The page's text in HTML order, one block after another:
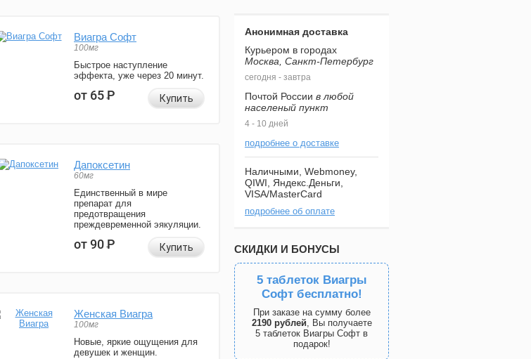
Виагра Софт
100мг
Быстрое наступление
эффекта, уже через 20 минут.
от 65Р Купить
Дапоксетин
60мг
Единственный в мире
препарат для
предотвращения
преждевременной эякуляции.
от 90Р Купить
Женская Виагра
100мг
Новые, яркие ощущения для
девушек и женщин.
Анонимная доставка
Курьером в городах
Москва, Санкт-Петербург
сегодня - завтра
Почтой России в любой
населеный пункт
4 - 10 дней
подробнее о доставке
Наличными, Webmoney,
QIWI, Яндекс.Деньги,
VISA/MasterCard
подробнее об оплате
СКИДКИ И БОНУСЫ
5 таблеток Виагры
Софт бесплатно!
При заказе на сумму более
2190 рублей, Вы получаете
5 таблеток Виагры Софт в
подарок!